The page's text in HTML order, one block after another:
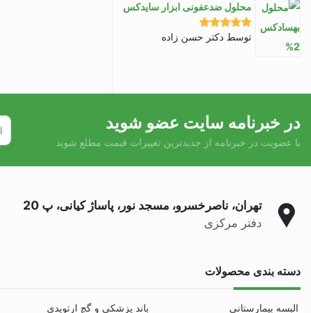
محلول ضدعفونی ابزار سایدکس
نمره 5از 5
توسط دکتر حسن زاده
در خبرنامه سایت عضو شوید
با عضویت در خبرنامه از جدیدترین تغییرات قیمت مطلع شوید
تهران، ناصرخسرو، مسجد نور، پاساژ کیانی، پ 20
دفتر مرکزی
دسته بندی محصولات
البسه بیمارستانی باند پزشکی و گچ ارتوپدی